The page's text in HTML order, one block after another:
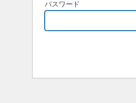
パスワード